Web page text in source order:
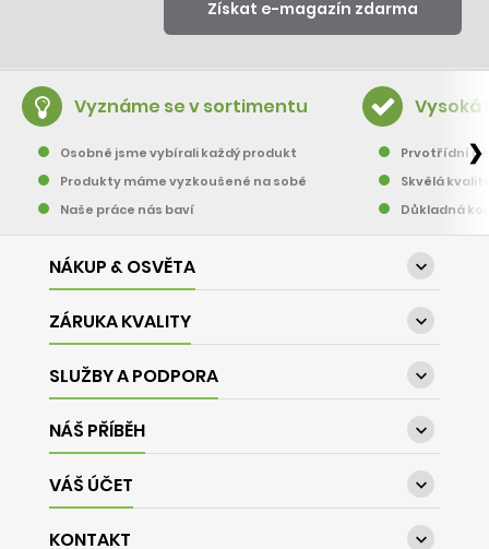
Vyznáme se v sortimentu
Osobně jsme vybírali každý produkt
Produkty máme vyzkoušené na sobě
Naše práce nás baví
Vysoká
Prvotřídní
Skvělá
Důkladná
❯
NÁKUP & OSVĚTA 
ZÁRUKA KVALITY 
SLUŽBY A PODPORA 
NÁŠ PŘÍBĚH 
VÁŠ ÚČET 
KONTAKT 